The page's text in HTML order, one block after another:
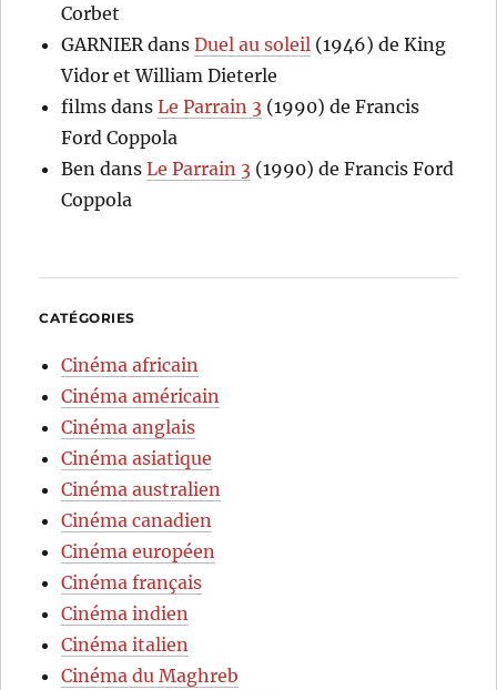
Corbet
GARNIER dansDuel au soleil (1946) de King
Vidor et William Dieterle
films dansLe Parrain 3 (1990) de Francis
Ford Coppola
Ben dansLe Parrain 3 (1990) de Francis Ford
Coppola
CATÉGORIES
Cinéma africain
Cinéma américain
Cinéma anglais
Cinéma asiatique
Cinéma australien
Cinéma canadien
Cinéma européen
Cinéma français
Cinéma indien
Cinéma italien
Cinéma du Maghreb